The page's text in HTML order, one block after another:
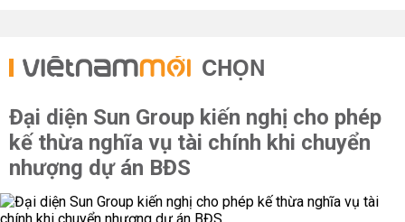
CHỌN
Đại diện Sun Group kiến nghị cho phép
kế thừa nghĩa vụ tài chính khi chuyển
nhượng dự án BĐS